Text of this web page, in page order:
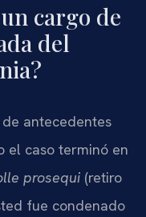
cargo de
del
antecedentes
el caso terminó en
prosequi (retiro
fue condenado